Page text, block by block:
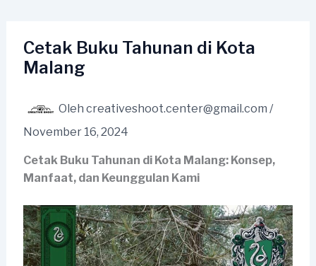
kontenCetak Buku Tahunan di Kota
Malang
Oleh creativeshoot.center@gmail.com /
November 16, 2024
Cetak Buku Tahunan di Kota Malang: Konsep,
Manfaat, dan Keunggulan Kami